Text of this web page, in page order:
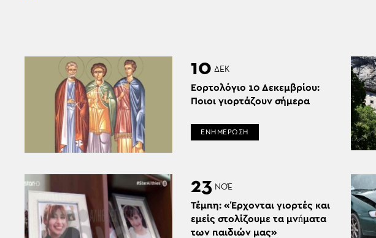
10 ΔΕΚ
Εορτολόγιο 10 Δεκεμβρίου:
Ποιοι γιορτάζουν σήμερα
ΕΝΗΜΕΡΩΣΗ
23 ΝΟΈ
Τέμπη: «Έρχονται γιορτές και
εμείς στολίζουμε τα μνńματα
των παιδιών μας»